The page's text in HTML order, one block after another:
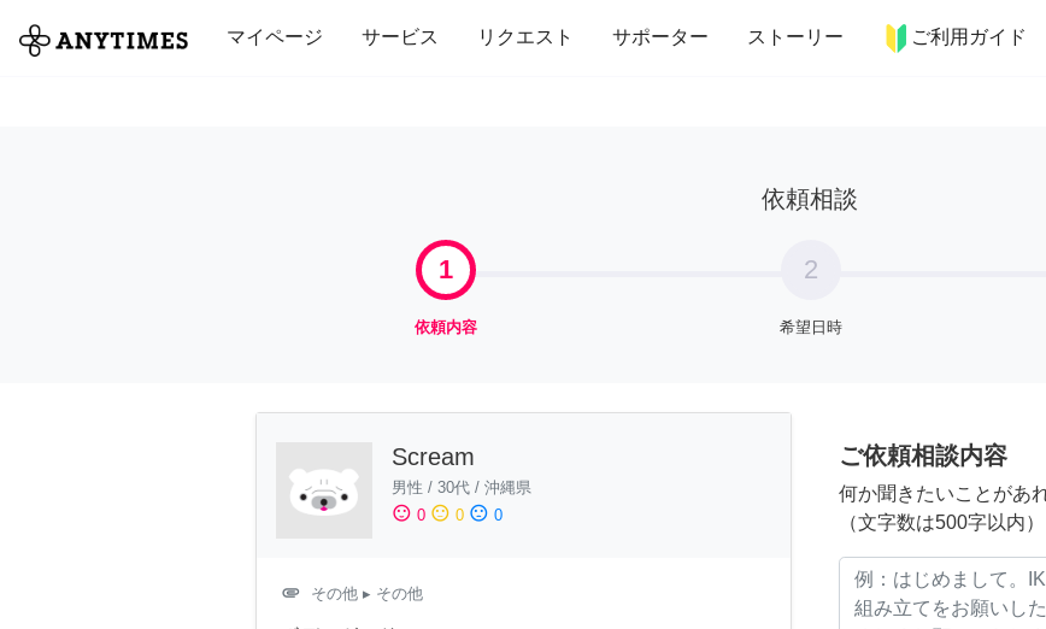
マイページ サービス リクエスト サポーター ストーリー ご利用ガイド
全て 修理・組立 家事 引っ越し インテリア 趣味・習い事 ペット 料理
依頼相談
1
依頼内容
2
希望日時
Scream
男性 / 30代 / 沖縄県
sentiment_satisfied 0 sentiment_neutral 0 sentiment_dissatisfied 0
attachment その他 ▸ その他
ご依頼相談内容
何か聞きたいことがあ
（文字数は500字以内）